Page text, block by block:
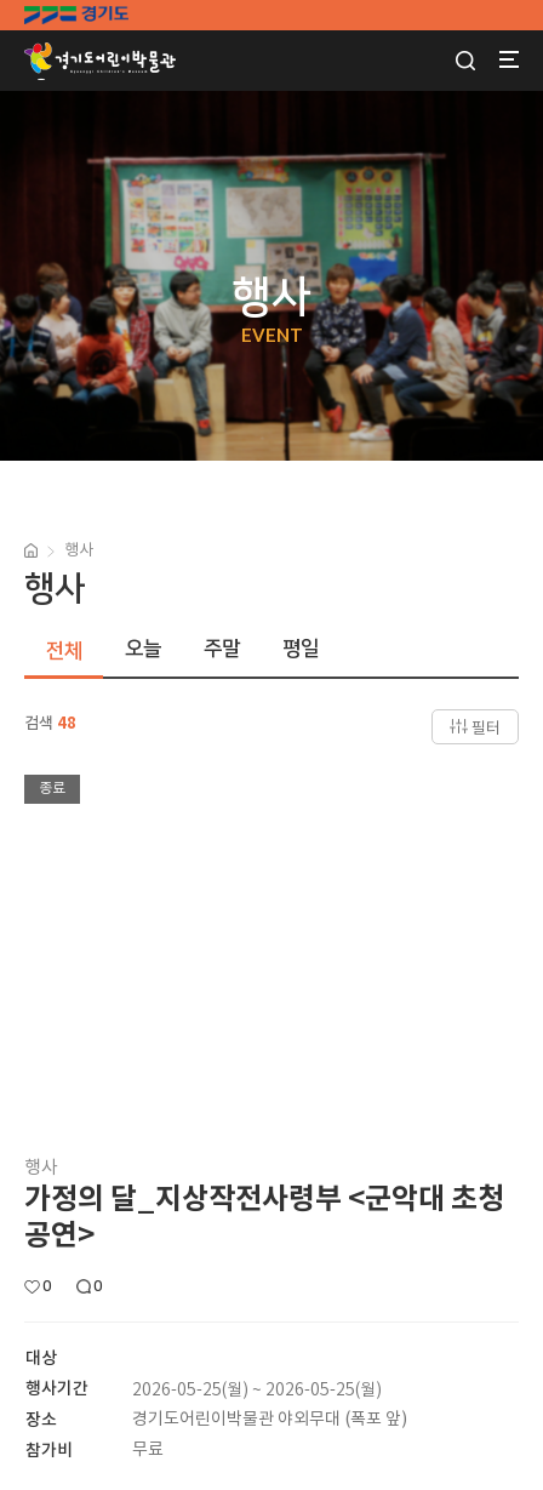
행사
EVENT
행사
행사
전체 오늘 주말 평일
검색 48 필터
종료
행사
가정의 달_지상작전사령부 <군악대 초청
공연>
0 0
대상
행사기간
2026-05-25(월) ~ 2026-05-25(월)
장소 경기도어린이박물관 야외무대 (폭포 앞)
참가비 무료